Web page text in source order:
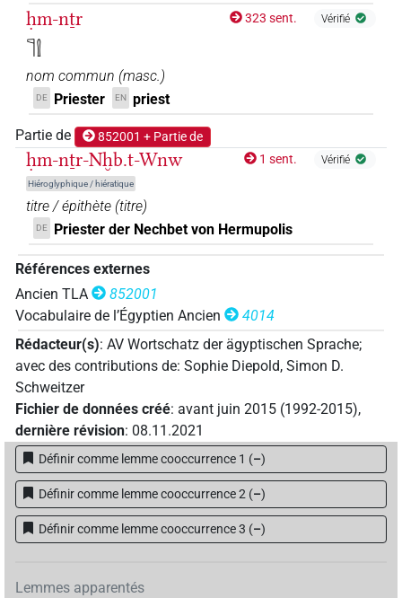
ḥm-nṯr
𓊹𓍛
323 sent. Vérifié
nom commun (masc.)
DE Priester EN priest
Partie de 852001 + Partie de
ḥm-nṯr-Nḫb.t-Wnw
Hiéroglyphique / hiératique
1 sent. Vérifié
titre / épithète (titre)
DE Priester der Nechbet von Hermupolis
Références externes
Ancien TLA
852001
Vocabulaire de l’Égyptien Ancien
4014
Rédacteur(s): AV Wortschatz der ägyptischen Sprache;
avec des contributions de: Sophie Diepold, Simon D.
Schweitzer
Fichier de données créé: avant juin 2015 (1992-2015),
dernière révision: 08.11.2021
Définir comme lemme cooccurrence 1 (–)
Définir comme lemme cooccurrence 2 (–)
Définir comme lemme cooccurrence 3 (–)
Lemmes apparentés